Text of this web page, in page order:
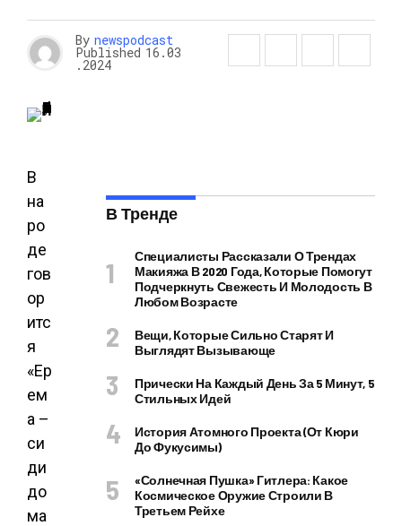
By newspodcast
Published 16.03
.2024
В
на
ро
де
гов
ор
итс
я
«Ер
ем
а –
си
ди
до
ма
В Тренде
Специалисты Рассказали О Трендах
Макияжа В 2020 Года, Которые Помогут
Подчеркнуть Свежесть И Молодость В
Любом Возрасте
Вещи, Которые Сильно Старят И
Выглядят Вызывающе
Прически На Каждый День За 5 Минут, 5
Стильных Идей
История Атомного Проекта (от Кюри
До Фукусимы)
«Солнечная Пушка» Гитлера: Какое
Космическое Оружие Строили В
Третьем Рейхе